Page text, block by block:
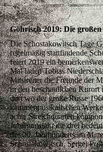
Gohrisch 2019: Die
Die Schostakowitsch Tage
regelmäßig stattfindende
feiert 2019 ein
Mal laden Tobias
Mitstreiter die Freunde der
in den beschaulichen Kurort
dort wo der große Russe
kammermusikalischen
achte Streichquartett
Jubiläumsjahr die drei
des 20. Jahrhunderts im
Schostakowitsch, Sergej